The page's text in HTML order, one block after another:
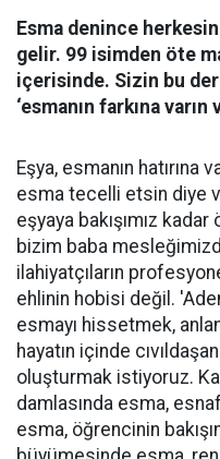
Esma denince
gelir. 99 isimden öte
içerisinde. Sizin bu
‘esmanın farkına
Eşya, esmanın hatırına
esma tecelli etsin diye
eşyaya bakışımız
bizim baba
ilahiyatçıların
ehlinin hobisi değil.
esmayı hissetmek,
hayatın içinde
oluşturmak istiyoruz.
damlasında esma,
esma, öğrencinin